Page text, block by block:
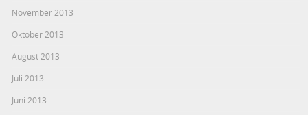
November 2013
Oktober 2013
August 2013
Juli 2013
Juni 2013